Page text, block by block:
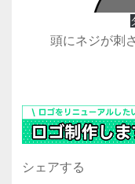
頭にネジが刺
シェアする